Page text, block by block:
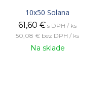
10x50 Solana
61,60 € s DPH / ks
50,08 € bez DPH / ks
Na sklade